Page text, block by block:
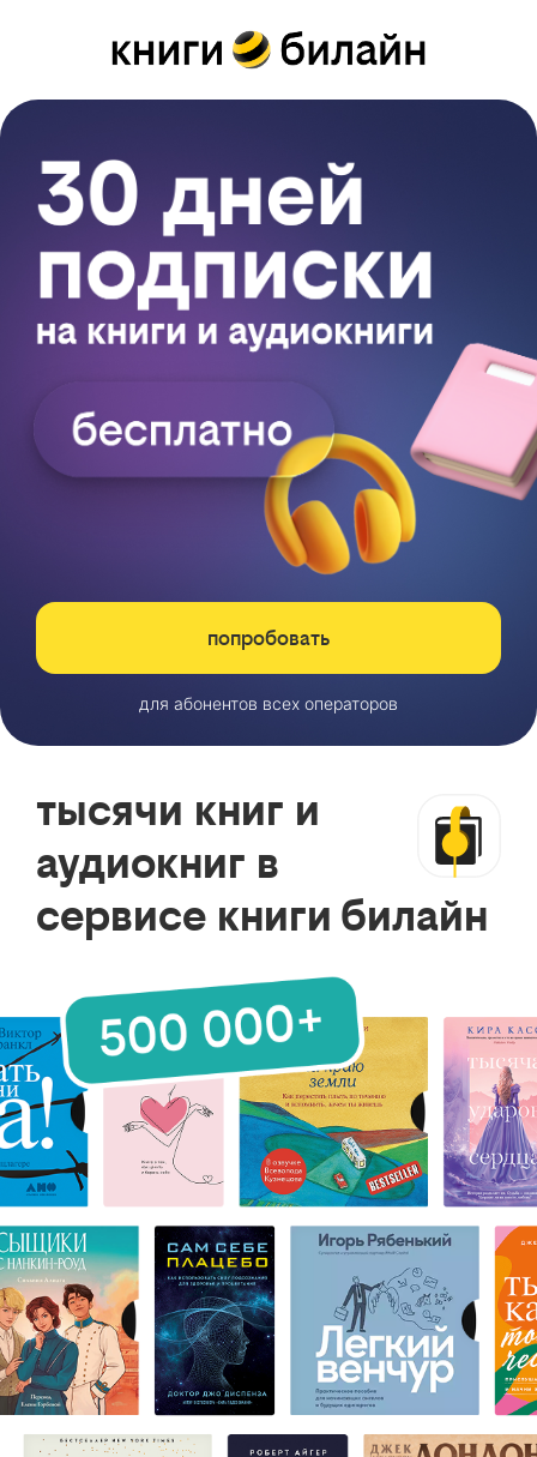
попробовать
для абонентов всех операторов
тысячи книг и
аудиокниг в
сервисе книги билайн